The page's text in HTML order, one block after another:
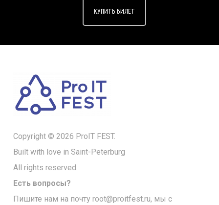
КУПИТЬ БИЛЕТ
Copyright © 2026 ProIT FEST.
Built with love in Saint-Peterburg
All rights reserved.
Есть вопросы?
Пишите нам на почту root@proitfest.ru, мы с